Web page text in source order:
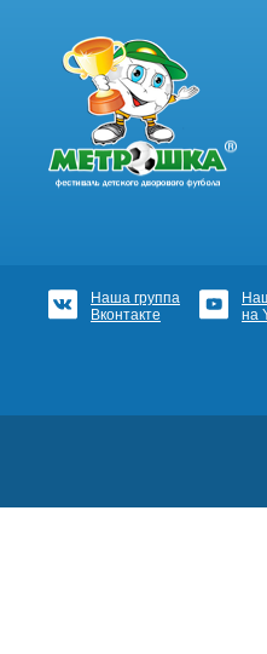
Наша группа
Вконтакте
на